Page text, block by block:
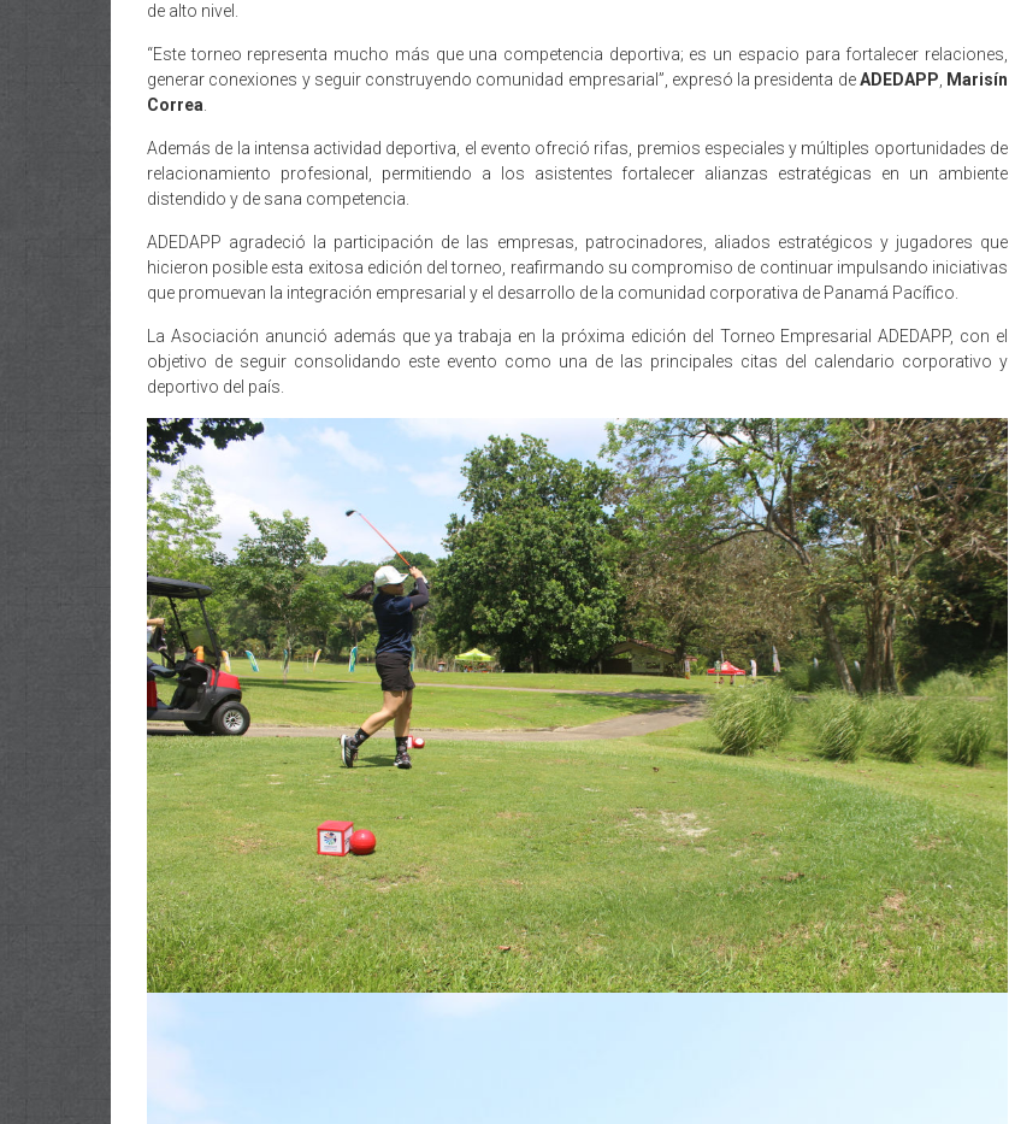
de alto nivel.
“Este torneo representa mucho más que una competencia deportiva; es un espacio para fortalecer relaciones,
generar conexiones y seguir construyendo comunidad empresarial”, expresó la presidenta deADEDAPP
Marisín
Correa
Además de la intensa actividad deportiva, el evento ofreció rifas, premios especiales y múltiples oportunidades de
relacionamiento profesional, permitiendo a los asistentes fortalecer alianzas estratégicas en un ambiente
distendido y de sana competencia.
ADEDAPP agradeció la participación de las empresas, patrocinadores, aliados estratégicos y jugadores que
hicieron posible esta exitosa edición del torneo, reafirmando su compromiso de continuar impulsando iniciativas
que promuevan la integración empresarial y el desarrollo de la comunidad corporativa de Panamá Pacífico.
La Asociación anunció además que ya trabaja en la próxima edición del Torneo Empresarial ADEDAPP, con el
objetivo de seguir consolidando este evento como una de las principales citas del calendario corporativo y
deportivo del país.